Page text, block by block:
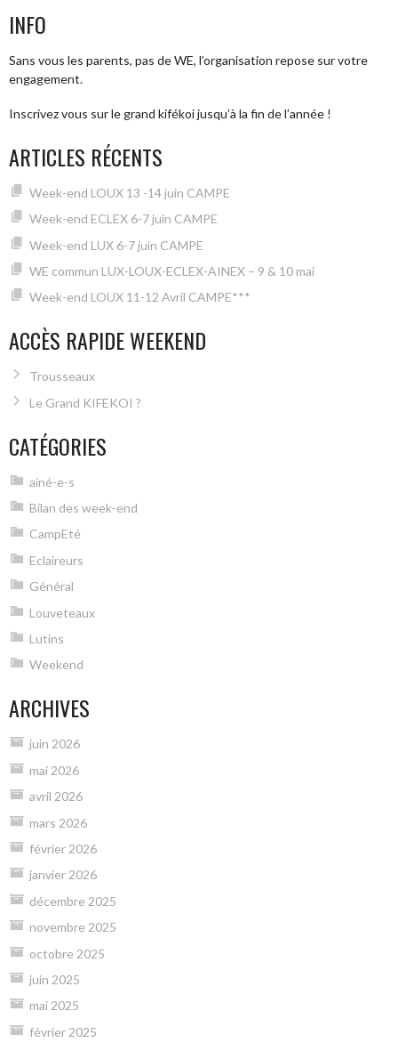
ARTICLES
INFO
Sans vous les parents, pas de WE, l’organisation repose sur votre
engagement.
Inscrivez vous sur le grand kifékoi jusqu’à la fin de l’année !
ARTICLES RÉCENTS
Week-end LOUX 13 -14 juin CAMPE
Week-end ECLEX 6-7 juin CAMPE
Week-end LUX 6-7 juin CAMPE
WE commun LUX-LOUX-ECLEX-AINEX – 9 & 10 mai
Week-end LOUX 11-12 Avril CAMPE***
ACCÈS RAPIDE WEEKEND
Trousseaux
Le Grand KIFEKOI ?
CATÉGORIES
ainé-e-s
Bilan des week-end
CampEté
Eclaireurs
Général
Louveteaux
Lutins
Weekend
ARCHIVES
juin 2026
mai 2026
avril 2026
mars 2026
février 2026
janvier 2026
décembre 2025
novembre 2025
octobre 2025
juin 2025
mai 2025
février 2025